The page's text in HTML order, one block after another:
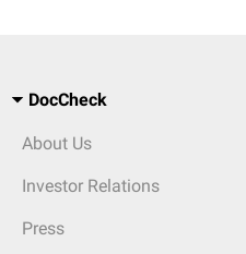
DocCheck
About Us
Investor Relations
Press